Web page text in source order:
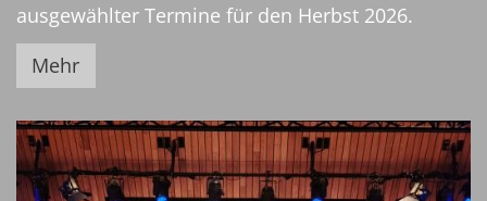
ausgewählter Termine für den Herbst 2026.
Mehr